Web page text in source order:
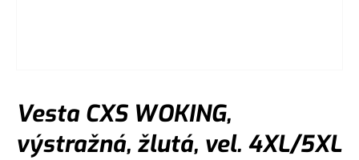
Vesta CXS WOKING,
výstražná, žlutá, vel. 4XL/5XL